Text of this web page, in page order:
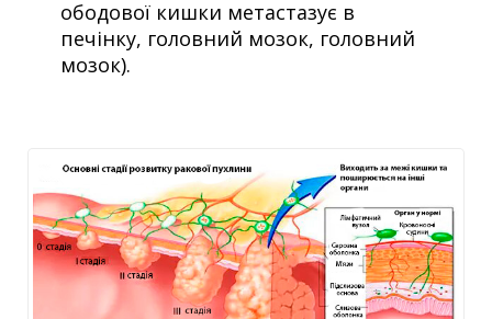
ободової кишки метастазує в
печінку, головний мозок, головний
мозок).